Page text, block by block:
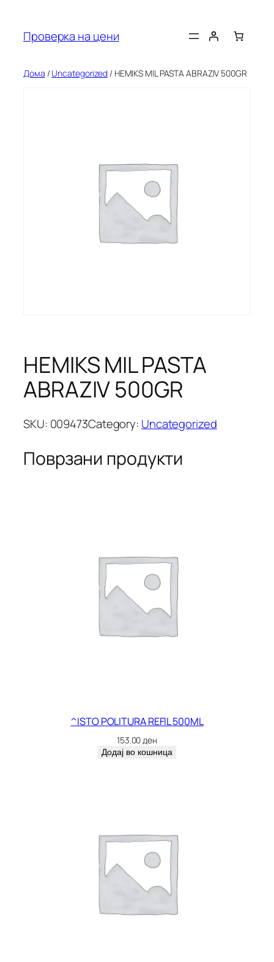
содржината
Проверка на цени
Дома /Uncategorized / HEMIKS MIL PASTA ABRAZIV 500GR
HEMIKS MIL PASTA
ABRAZIV 500GR
SKU: 009473Category: Uncategorized
Поврзани продукти
^ISTO POLITURA REFIL 500ML
153.00ден
Додај во кошница